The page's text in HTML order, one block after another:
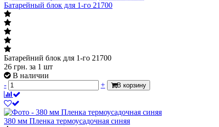
Батарейный блок для 1-го 21700
Батарейний блок для 1-го 21700
26 грн. за 1 шт
В наличии
-
+ В корзину
380 мм Пленка термоусадочная синяя